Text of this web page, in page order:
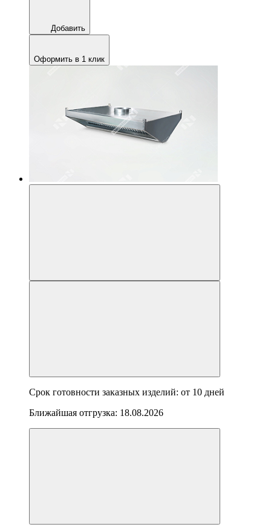
Добавить
Оформить в 1 клик
Срок готовности заказных изделий: от 10 дней
Ближайшая отгрузка: 18.08.2026